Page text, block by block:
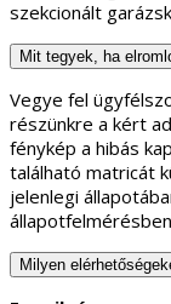
szekcionált
Mit tegyek, ha
Vegye fel
részünkre a kért
fénykép a hibás
található matricát
jelenlegi
Milyen